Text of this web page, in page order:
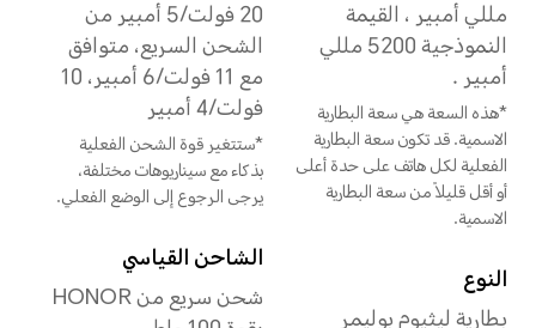
دقة الفيديو